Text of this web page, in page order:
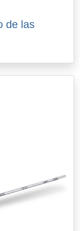
de las